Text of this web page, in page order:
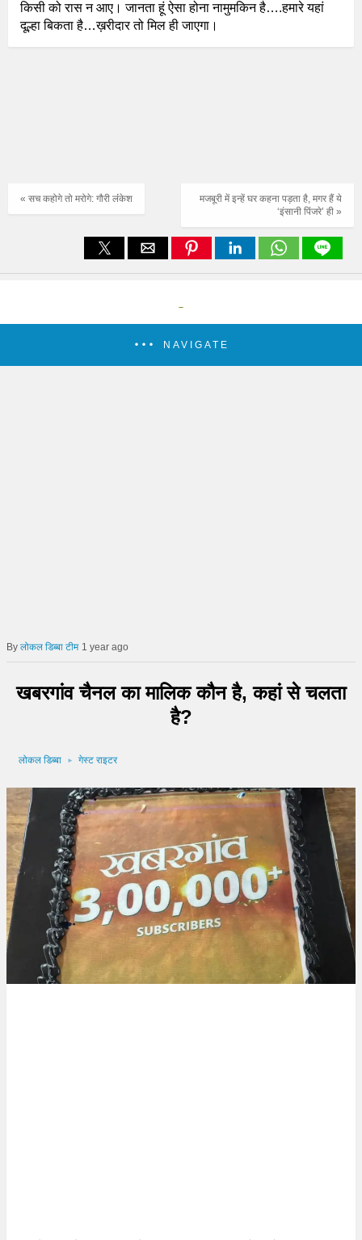
किसी को रास न आए। जानता हूं ऐसा होना नामुमकिन है….हमारे यहां
दूल्हा बिकता है…ख़रीदार तो मिल ही जाएगा।
मजबूरी में इन्हें घर कहना पड़ता है, मगर हैं ये
‘इंसानी पिंजरे’ ही »
« सच कहोगे तो मरोगे: गौरी लंंकेश